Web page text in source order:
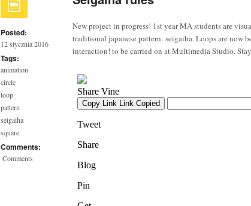
Posted:
12 stycznia 2016
Tags:
animation
circle
loop
pattern
seigaiha
square
Comments:
Comments
New project in progress! 1st year MA students are
traditional japanese pattern: seigaiha. Loops are now
interaction! to be carried on at Multimedia Studio.